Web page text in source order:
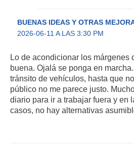
BUENAS IDEAS Y OTRAS
2026-06-11 A LAS 3:30 PM
Lo de acondicionar los márgenes
buena. Ojalá se ponga en
tránsito de vehículos, hasta que
público no me parece justo.
diario para ir a trabajar fuera y en
casos, no hay alternativas